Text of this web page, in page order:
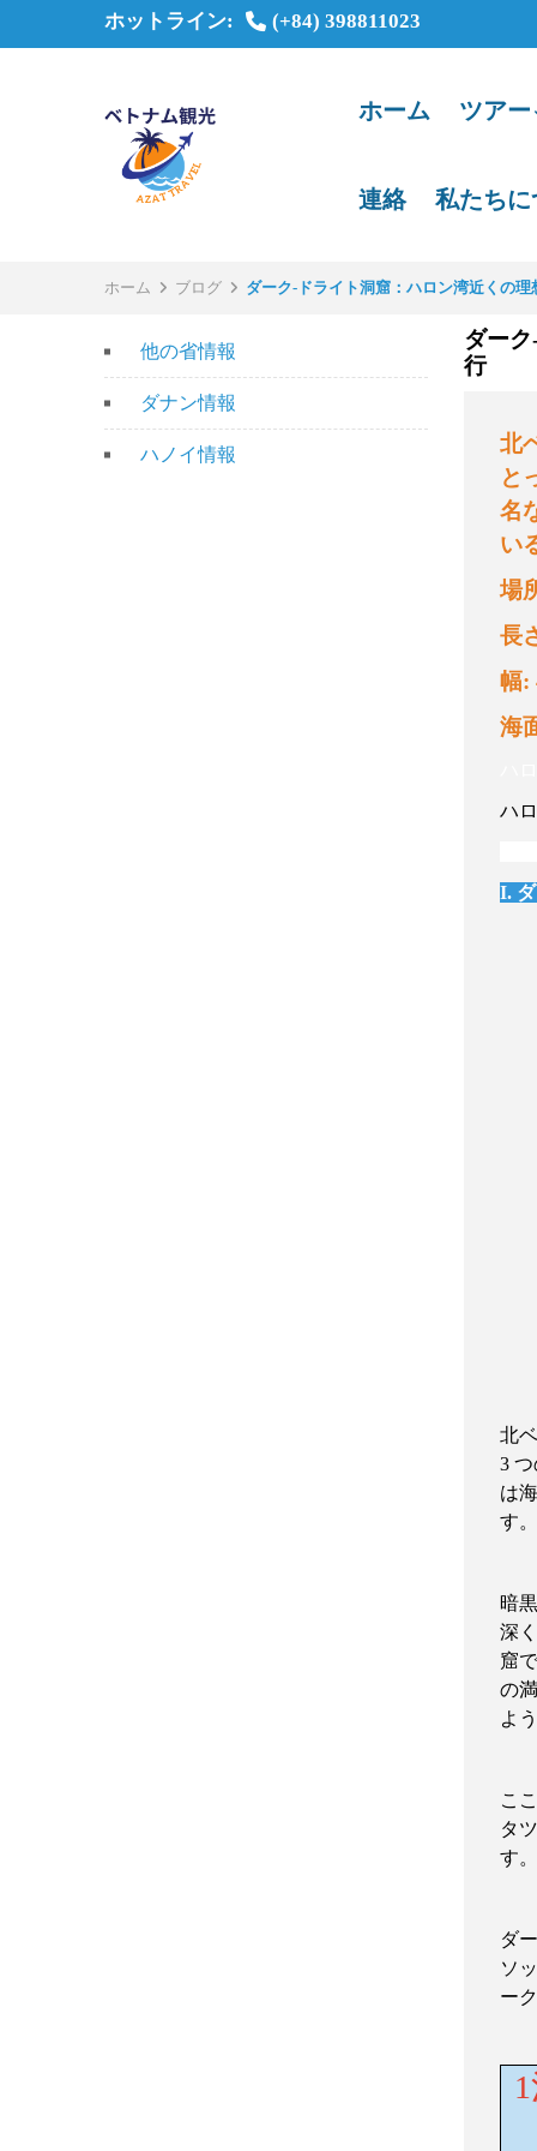
ホットライン: (+84) 398811023
ホーム ツアー
連絡 私たちに
ホーム ブログ ダーク-ドライト洞窟：ハロン湾近くの
他の省情報
ダナン情報
ハノイ情報
ダー
行
北
と
名
い
場
長
幅:
海
ハ
I.
北
3 つ
は
す。
暗
深
窟
の
よ
こ
タ
す
ダ
ソ
ー